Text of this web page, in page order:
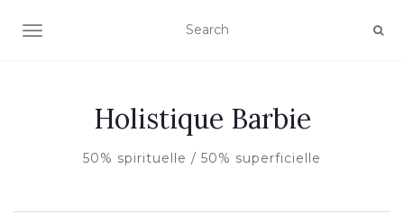
AFFICHER/MASQUER LA NAVIGATION
Holistique Barbie
50% spirituelle / 50% superficielle